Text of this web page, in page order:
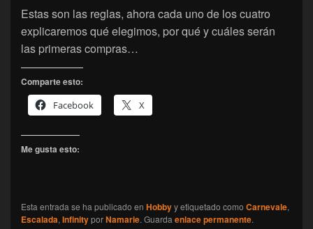
Estas son las reglas, ahora cada uno de los cuatro
explicaremos qué elegimos, por qué y cuáles serán
las primeras compras…
Comparte esto:
Facebook
X
Me gusta esto:
Esta entrada se ha publicado en Hobbyy etiquetado como Carnevale,
Escalada, InfinityporNamarie. Guarda enlace permanente.